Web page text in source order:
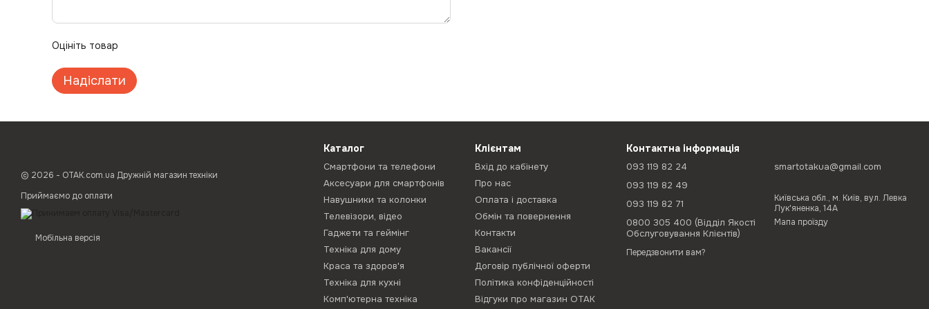
Оцініть товар
Надіслати
© 2026 - ОТАК.com.ua Дружній магазин техніки
Приймаємо до оплати
Мобільна версія
Каталог
Смартфони та телефони
Аксесуари для смартфонів
Навушники та колонки
Телевізори, відео
Гаджети та геймінг
Техніка для дому
Краса та здоров'я
Техніка для кухні
Комп'ютерна техніка
Клієнтам
Вхід до кабінету
Про нас
Оплата і доставка
Обмін та повернення
Контакти
Вакансії
Договір публічної оферти
Політика конфіденційності
Відгуки про магазин ОТАК
Контактна інформація
093 119 82 24
093 119 82 49
093 119 82 71
0800 305 400 (Відділ Якості
Обслуговування Клієнтів)
Передзвонити вам?
smartotakua@gmail.com
Київська обл., м. Київ, вул. Левка
Лук'яненка, 14А
Мапа проїзду